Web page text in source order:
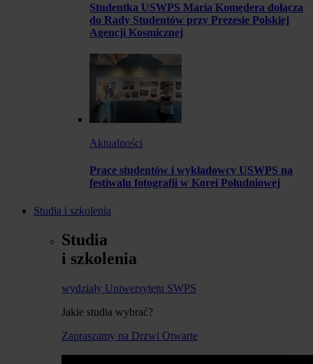
Studentka USWPS Maria Komędera dołącza
do Rady Studentów przy Prezesie Polskiej
Agencji Kosmicznej
Aktualności
Prace studentów i wykładowcy USWPS na
festiwalu fotografii w Korei Południowej
Studia i szkolenia
Studia
i szkolenia
wydziały Uniwersytetu SWPS
Jakie studia wybrać?
Zapraszamy na Drzwi Otwarte